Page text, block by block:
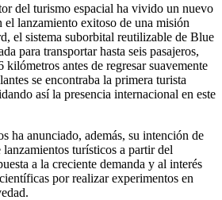
del turismo espacial ha vivido un nuevo
el lanzamiento exitoso de una misión
el sistema suborbital reutilizable de Blue
para transportar hasta seis pasajeros,
antes de regresar suavemente
se encontraba la primera turista
así la presencia internacional en este
ha anunciado, además, su intención de
turísticos a partir del
a la creciente demanda y al interés
por realizar experimentos en